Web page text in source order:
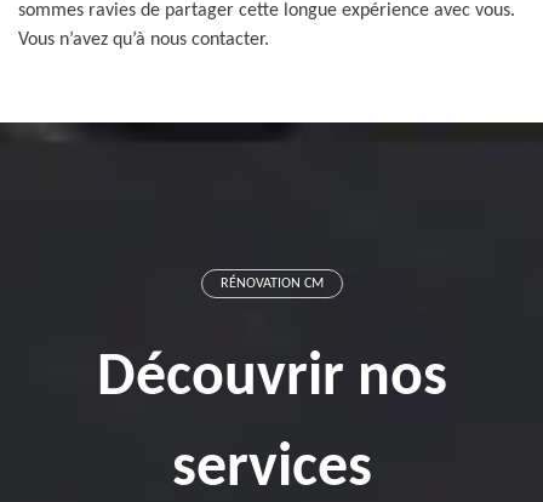
sommes ravies de partager cette longue expérience avec vous.
Vous n’avez qu’à nous contacter.
RÉNOVATION CM
Découvrir nos
services